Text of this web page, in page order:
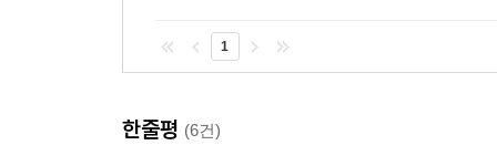
1
한줄평 (6건)